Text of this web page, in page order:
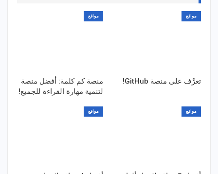
مواقع
تعرَّف على منصة GitHub!
مواقع
منصة كم كلمة: أفضل منصة
لتنمية مهارة القراءة للجميع!
مواقع مواقع